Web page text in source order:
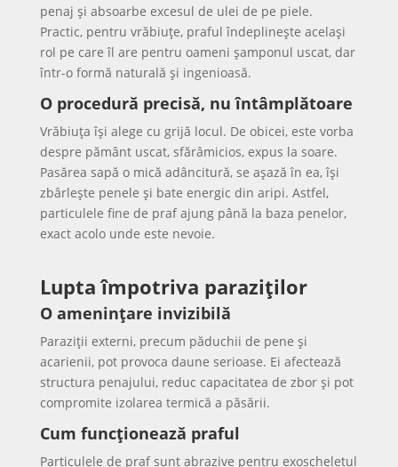
penaj și absoarbe excesul de ulei de pe piele.
Practic, pentru vrăbiuțe, praful îndeplinește același
rol pe care îl are pentru oameni șamponul uscat, dar
într-o formă naturală și ingenioasă.
O procedură precisă, nu întâmplătoare
Vrăbiuța își alege cu grijă locul. De obicei, este vorba
despre pământ uscat, sfărâmicios, expus la soare.
Pasărea sapă o mică adâncitură, se așază în ea, își
zbârlește penele și bate energic din aripi. Astfel,
particulele fine de praf ajung până la baza penelor,
exact acolo unde este nevoie.
Lupta împotriva paraziților
O amenințare invizibilă
Paraziții externi, precum păduchii de pene și
acarienii, pot provoca daune serioase. Ei afectează
structura penajului, reduc capacitatea de zbor și pot
compromite izolarea termică a păsării.
Cum funcționează praful
Particulele de praf sunt abrazive pentru exoscheletul